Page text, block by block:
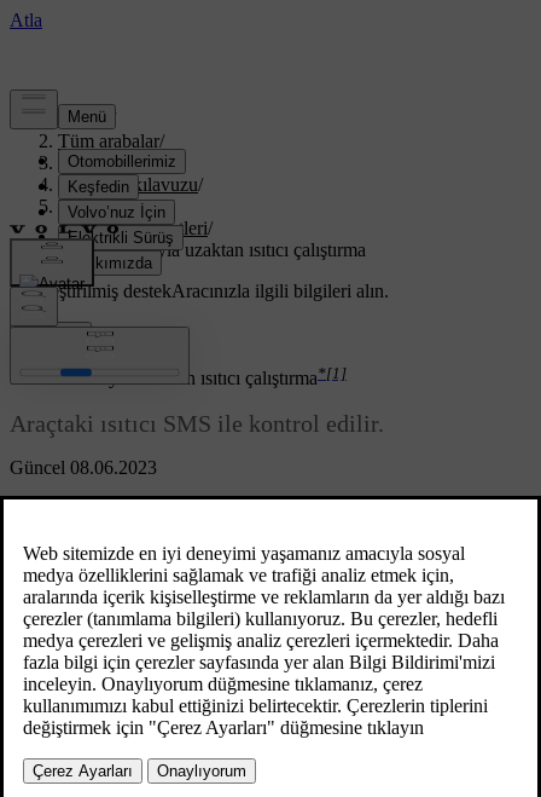
Destek
Tüm arabalar/
XC70 2016/
Kullanıcı kılavuzu/
Volvo On Call/
Konfor hizmetleri/
SMS vasıtasıyla uzaktan ısıtıcı çalıştırma
Özelleştirilmiş destekAracınızla ilgili bilgileri alın.
Güncel 08.06.2023
SMS vasıtasıyla uzaktan ısıtıcı çalıştırma*[1]
Araçtaki ısıtıcı SMS ile kontrol edilir.